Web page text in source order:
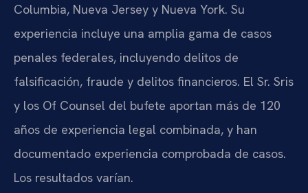
Columbia, Nueva Jersey y Nueva York. Su
experiencia incluye una amplia gama de casos
penales federales, incluyendo delitos de
falsificación, fraude y delitos financieros. El Sr. Sris
y los Of Counsel del bufete aportan más de 120
años de experiencia legal combinada, y han
documentado experiencia comprobada de casos.
Los resultados varían.